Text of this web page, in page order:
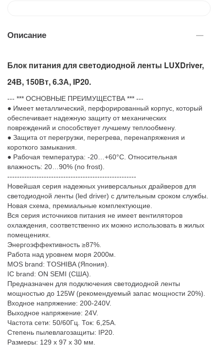
Описание
Блок питания для светодиодной ленты LUXDriver,
24В, 150Вт, 6.3А, IP20.
--- *** ОСНОВНЫЕ ПРЕИМУЩЕСТВА *** ---
● Имеет металлический, перфорированный корпус, который
обеспечивает надежную защиту от механических
повреждений и способствует лучшему теплообмену.
● Защита от перегрузки, перегрева, перенапряжения и
короткого замыкания.
● Рабочая температура: -20…+60°С. Относительная
влажность: 20…90% (no frost).
-----------------------------------------------------
Новейшая серия надежных универсальных драйверов для
светодиодной ленты (led driver) с длительным сроком службы.
Новая схема, премиальные комплектующие.
Вся серия источников питания не имеет вентиляторов
охлаждения, соответственно их можно использовать в жилых
помещениях.
Энергоэффективность ≥87%.
Работа над уровнем моря 2000м.
MOS brand: TOSHIBA (Япония).
IC brand: ON SEMI (США).
Предназначен для подключения светодиодной ленты
мощностью до 125W (рекомендуемый запас мощности 20%).
Входное напряжение: 200-240V.
Выходное напряжение: 24V.
Частота сети: 50/60Гц. Ток: 6,25A.
Степень пылевлагозащиты: IP20.
Размеры: 129 х 97 х 30 мм.